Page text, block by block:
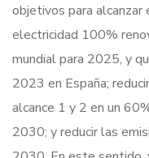
objetivos para alcanzar
electricidad 100%
mundial para 2025, y
2023 en España;
alcance 1 y 2 en un
2030; y reducir las